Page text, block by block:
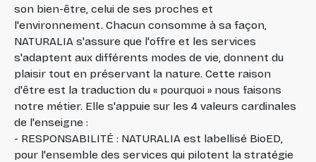
son bien-être, celui de ses proches et
l'environnement. Chacun consomme à sa façon,
NATURALIA s'assure que l'offre et les services
s'adaptent aux différents modes de vie, donnent du
plaisir tout en préservant la nature. Cette raison
d'être est la traduction du « pourquoi » nous faisons
notre métier. Elle s'appuie sur les 4 valeurs cardinales
de l'enseigne :
- RESPONSABILITÉ : NATURALIA est labellisé BioED,
pour l'ensemble des services qui pilotent la stratégie